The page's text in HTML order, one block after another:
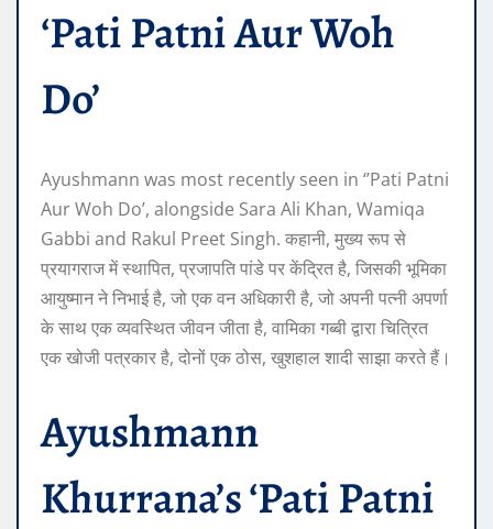
‘Pati Patni Aur Woh
Do’
Ayushmann was most recently seen in ‘’Pati Patni
Aur Woh Do’, alongside Sara Ali Khan, Wamiqa
Gabbi and Rakul Preet Singh. कहानी, मुख्य रूप से
प्रयागराज में स्थापित, प्रजापति पांडे पर केंद्रित है, जिसकी भूमिका
आयुष्मान ने निभाई है, जो एक वन अधिकारी है, जो अपनी पत्नी अपर्णा
के साथ एक व्यवस्थित जीवन जीता है, वामिका गब्बी द्वारा चित्रित
एक खोजी पत्रकार है, दोनों एक ठोस, खुशहाल शादी साझा करते हैं।
Ayushmann
Khurrana’s ‘Pati Patni